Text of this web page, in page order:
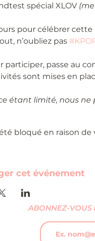
spécial XLOV
pour célébrer
n’oubliez pas
participer, passe au
sont mises en
étant limité, nous
bloqué en raison
cet événement
ABONNEZ-VOUS